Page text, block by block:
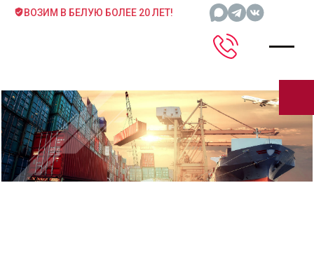
ВОЗИМ В БЕЛУЮ БОЛЕЕ 20 ЛЕТ!